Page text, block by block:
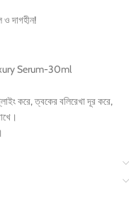
ও দাগহীন!
Serum-30ml
করে, ত্বকের বলিরেখা দূর করে,